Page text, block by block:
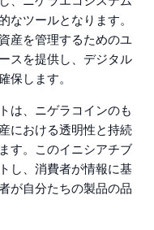
なツールとなります。
産を管理するためのユ
スを提供し、デジタル
保します。
は、ニゲラコインのも
における透明性と持続
す。このイニシアチブ
し、消費者が情報に基
が自分たちの製品の品